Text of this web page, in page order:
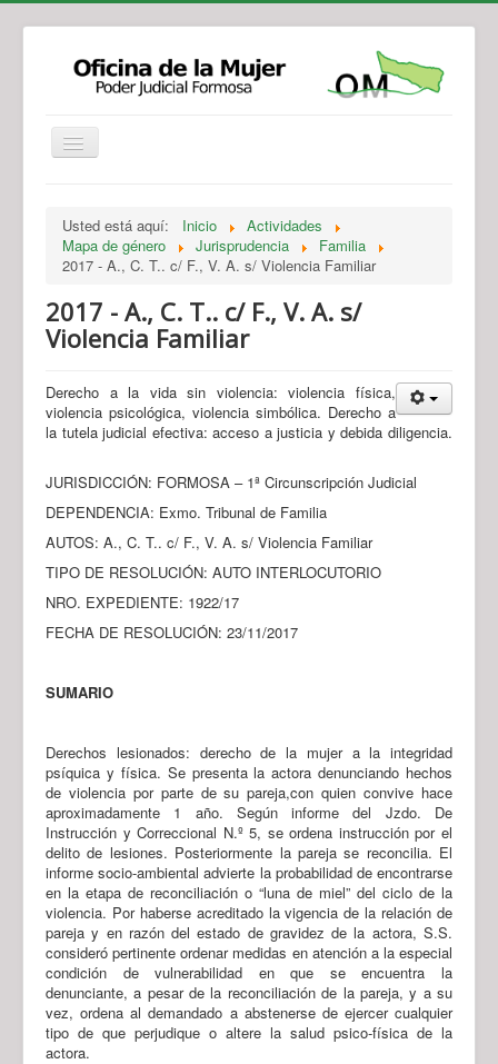
Legislación
Novedades
Recursos y Servicios de Atención
Contacto
Usted está aquí: Inicio
Actividades
Mapa de género
Jurisprudencia
Familia
2017 - A., C. T.. c/ F., V. A. s/ Violencia Familiar
2017 - A., C. T.. c/ F., V. A. s/
Violencia Familiar
Derecho a la vida sin violencia: violencia física,
violencia psicológica, violencia simbólica. Derecho a
la tutela judicial efectiva: acceso a justicia y debida diligencia.
JURISDICCIÓN: FORMOSA – 1ª Circunscripción Judicial
DEPENDENCIA: Exmo. Tribunal de Familia
AUTOS: A., C. T.. c/ F., V. A. s/ Violencia Familiar
TIPO DE RESOLUCIÓN: AUTO INTERLOCUTORIO
NRO. EXPEDIENTE: 1922/17
FECHA DE RESOLUCIÓN: 23/11/2017
SUMARIO
Derechos lesionados: derecho de la mujer a la integridad
psíquica y física. Se presenta la actora denunciando hechos
de violencia por parte de su pareja,con quien convive hace
aproximadamente 1 año. Según informe del Jzdo. De
Instrucción y Correccional N.º 5, se ordena instrucción por el
delito de lesiones. Posteriormente la pareja se reconcilia. El
informe socio-ambiental advierte la probabilidad de encontrarse
en la etapa de reconciliación o “luna de miel” del ciclo de la
violencia. Por haberse acreditado la vigencia de la relación de
pareja y en razón del estado de gravidez de la actora, S.S.
consideró pertinente ordenar medidas en atención a la especial
condición de vulnerabilidad en que se encuentra la
denunciante, a pesar de la reconciliación de la pareja, y a su
vez, ordena al demandado a abstenerse de ejercer cualquier
tipo de que perjudique o altere la salud psico-física de la
actora.